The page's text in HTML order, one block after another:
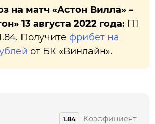
на матч «Астон Вилла» –
13 августа 2022 года: П1
Получите фрибет на
от БК «Винлайн».
1.84 Коэффициент